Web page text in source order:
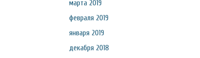
марта 2019
февраля 2019
января 2019
декабря 2018